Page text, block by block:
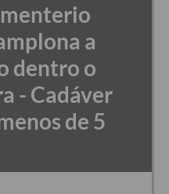
a
dentro o
- Cadáver
de 5